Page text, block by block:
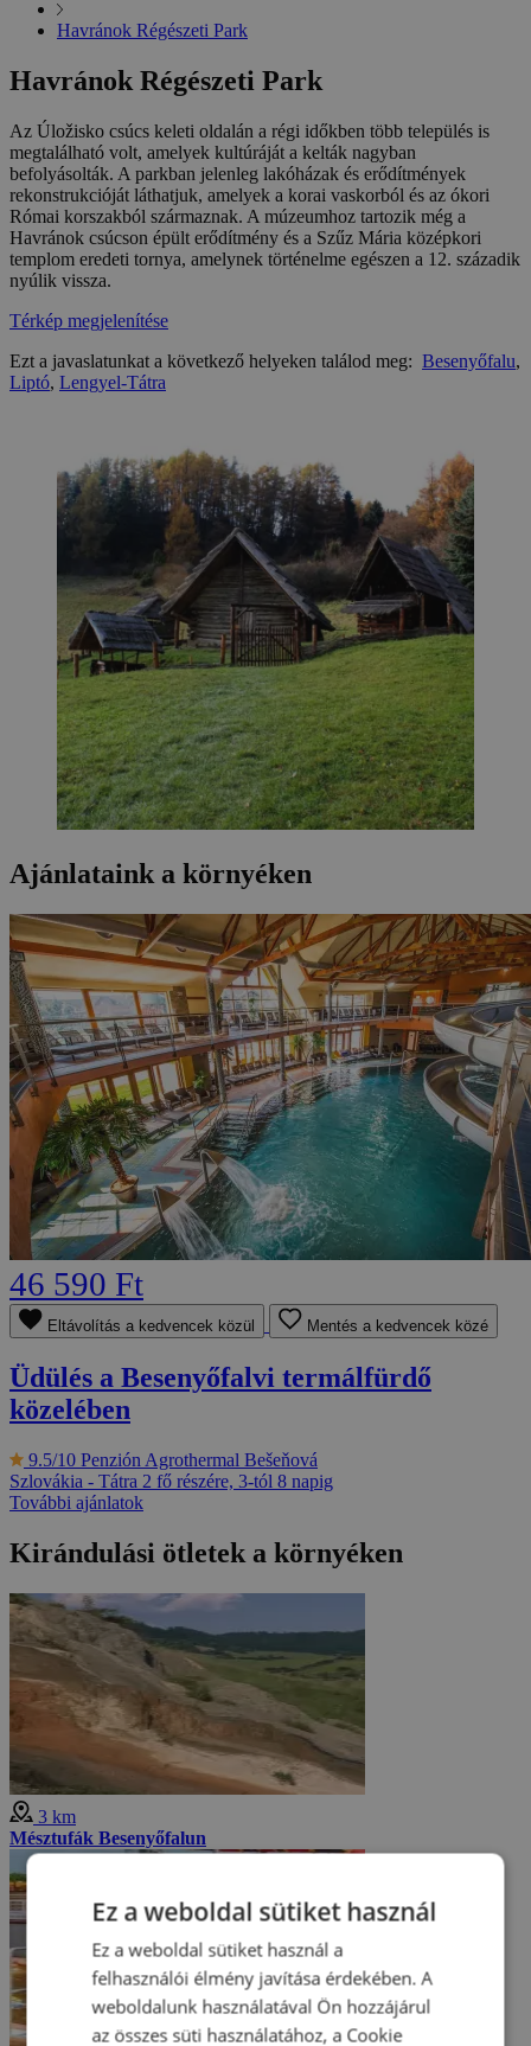
Havránok Régészeti Park
Havránok Régészeti Park
Az Úložisko csúcs keleti oldalán a régi időkben több település is
megtalálható volt, amelyek kultúráját a kelták nagyban
befolyásolták. A parkban jelenleg lakóházak és erődítmények
rekonstrukcióját láthatjuk, amelyek a korai vaskorból és az ókori
Római korszakból származnak. A múzeumhoz tartozik még a
Havránok csúcson épült erődítmény és a Szűz Mária középkori
templom eredeti tornya, amelynek történelme egészen a 12. századik
nyúlik vissza.
Térkép megjelenítése
Ezt a javaslatunkat a következő helyeken találod meg: Besenyőfalu,
Liptó, Lengyel-Tátra
Ajánlataink a környéken
46 590 Ft
Eltávolítás a kedvencek közül Mentés a kedvencek közé
Üdülés a Besenyőfalvi termálfürdő
közelében
9.5/10 Penzión Agrothermal Bešeňová
Szlovákia - Tátra 2 fő részére, 3-tól 8 napig
További ajánlatok
Kirándulási ötletek a környéken
3 km
Mésztufák Besenyőfalun
Ez a weboldal sütiket használ
Ez a weboldal sütiket használ a
felhasználói élmény javítása érdekében. A
weboldalunk használatával Ön hozzájárul
az összes süti használatához, a Cookie